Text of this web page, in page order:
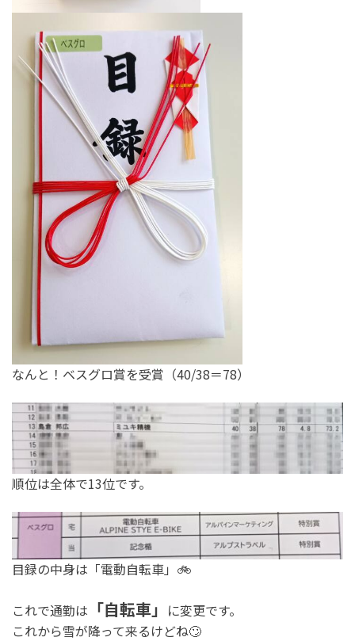
なんと！ベスグロ賞を受賞（40/38＝78）
順位は全体で13位です。
目録の中身は「電動自転車」🚲
これで通勤は 「自転車」 に変更です。
これから雪が降って来るけどね🙄